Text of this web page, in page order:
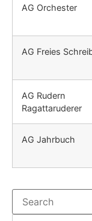
AG Orchester
AG Freies
AG Rudern
Ragattaruderer
AG Jahrbuch